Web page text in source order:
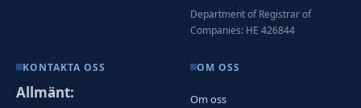
Department of Registrar of
Companies: HE 426844
KONTAKTA OSS
Allmänt:
OM OSS
Om oss